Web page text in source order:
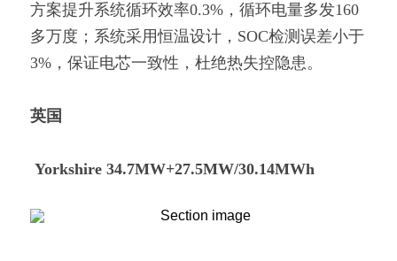
方案提升系统循环效率0.3%，循环电量多发160
多万度；系统采用恒温设计，SOC检测误差小于
3%，保证电芯一致性，杜绝热失控隐患。
英国
Yorkshire 34.7MW+27.5MW/30.14MWh